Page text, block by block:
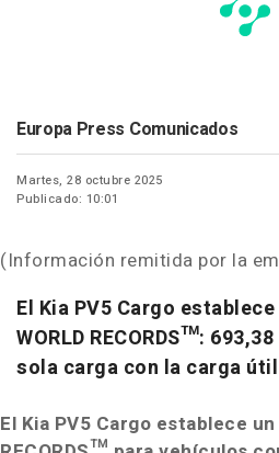
Europa Press Comunicados
Martes, 28 octubre 2025
Publicado: 10:01
(Información remitida por la
El Kia PV5 Cargo
WORLD RECORDS™:
sola carga con la carga
El Kia PV5 Cargo establece un